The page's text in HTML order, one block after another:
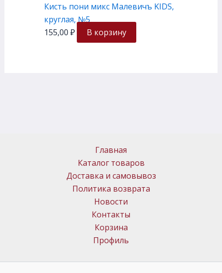
Кисть пони микс Малевичъ KIDS,
круглая, №5
155,00 ₽ В корзину
Главная
Каталог товаров
Доставка и самовывоз
Политика возврата
Новости
Контакты
Корзина
Профиль